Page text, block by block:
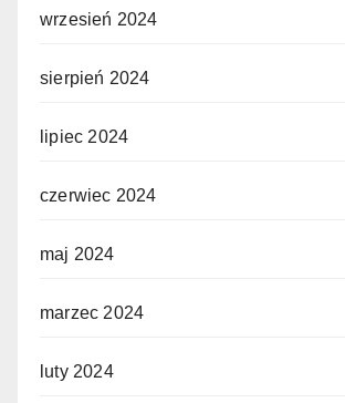
wrzesień 2024
sierpień 2024
lipiec 2024
czerwiec 2024
maj 2024
marzec 2024
luty 2024